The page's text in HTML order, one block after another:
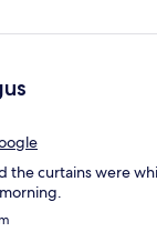
the curtains were